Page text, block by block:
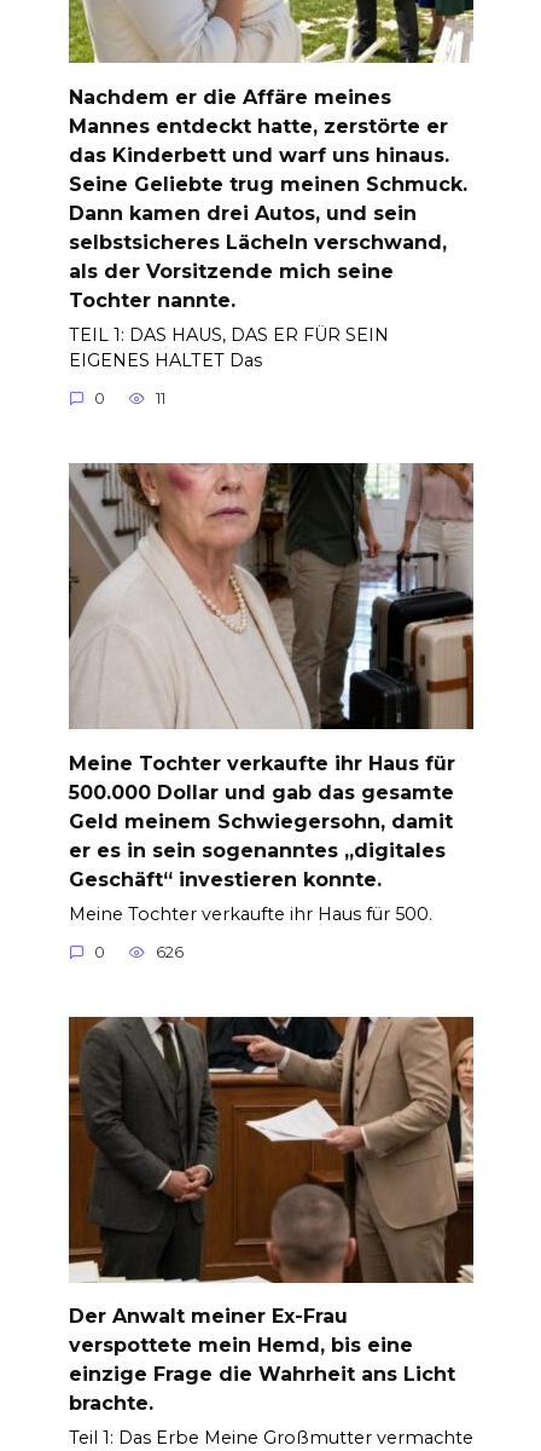
Nachdem er die Affäre meines
Mannes entdeckt hatte, zerstörte er
das Kinderbett und warf uns hinaus.
Seine Geliebte trug meinen Schmuck.
Dann kamen drei Autos, und sein
selbstsicheres Lächeln verschwand,
als der Vorsitzende mich seine
Tochter nannte.
TEIL 1: DAS HAUS, DAS ER FÜR SEIN
EIGENES HALTET Das
0 11
Meine Tochter verkaufte ihr Haus für
500.000 Dollar und gab das gesamte
Geld meinem Schwiegersohn, damit
er es in sein sogenanntes „digitales
Geschäft“ investieren konnte.
Meine Tochter verkaufte ihr Haus für 500.
0 626
Der Anwalt meiner Ex-Frau
verspottete mein Hemd, bis eine
einzige Frage die Wahrheit ans Licht
brachte.
Teil 1: Das Erbe Meine Großmutter vermachte